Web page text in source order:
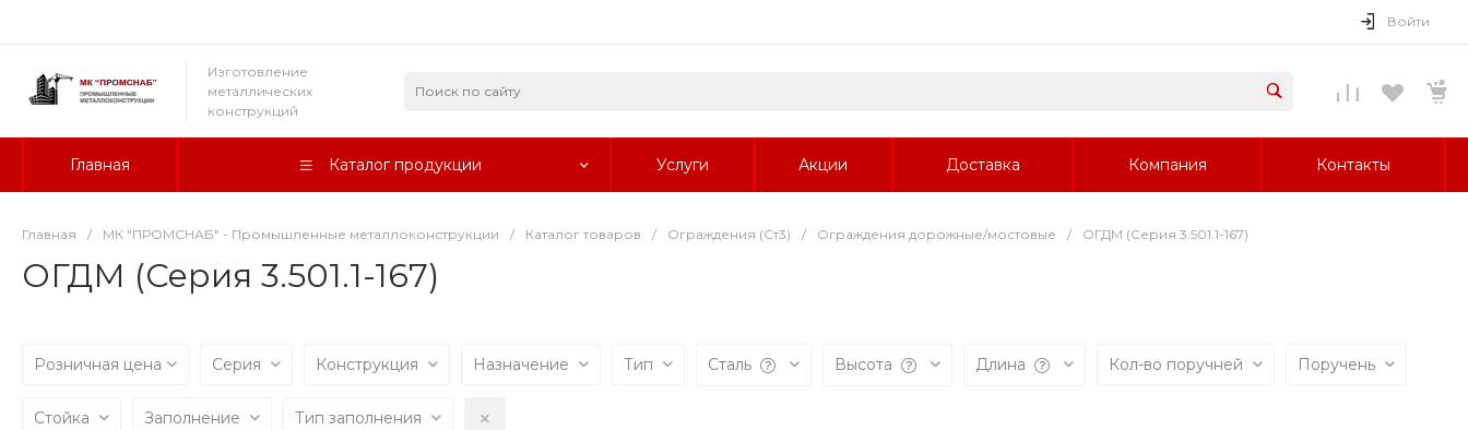
Войти
Изготовление
металлических
конструкций
Главная Каталог продукции Услуги Акции Доставка Компания Контакты
Главная / МК "ПРОМСНАБ" - Промышленные металлоконструкции / Каталог товаров / Ограждения (Ст3) / Ограждения дорожные/мостовые / ОГДМ (Серия 3.501.1-167)
ОГДМ (Серия 3.501.1-167)
Розничная цена Серия Конструкция Назначение Тип Сталь Высота Длина Кол-во поручней Поручень
Стойка Заполнение Тип заполнения